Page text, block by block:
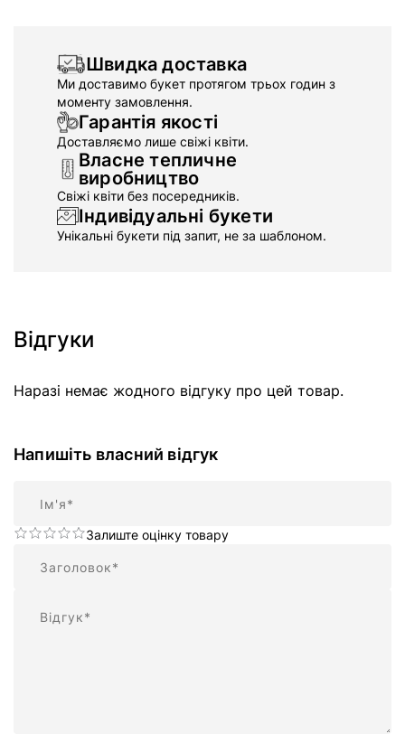
Швидка доставка
Ми доставимо букет протягом трьох годин з
моменту замовлення.
Гарантія якості
Доставляємо лише свіжі квіти.
Власне тепличне
виробництво
Свіжі квіти без посередників.
Індивідуальні букети
Унікальні букети під запит, не за шаблоном.
Відгуки
Наразі немає жодного відгуку про цей товар.
Напишіть власний відгук
Залиште оцінку товару